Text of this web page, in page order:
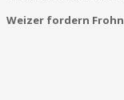
Weizer fordern